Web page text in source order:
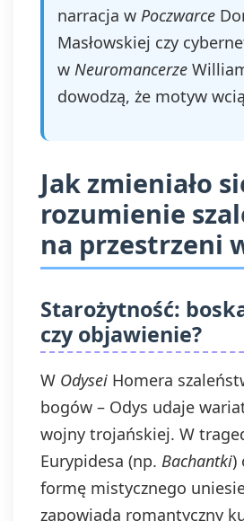
narracja w Poczwarce
Masłowskiej czy
w Neuromancerze
dowodzą, że motyw
Jak zmieniało
rozumienie
na przestrzeni
Starożytność:
czy objawienie?
W Odysei Homera
bogów – Odys udaje
wojny trojańskiej. W
Eurypidesa (np. Bachantki)
formę mistycznego
zapowiada romantyczny